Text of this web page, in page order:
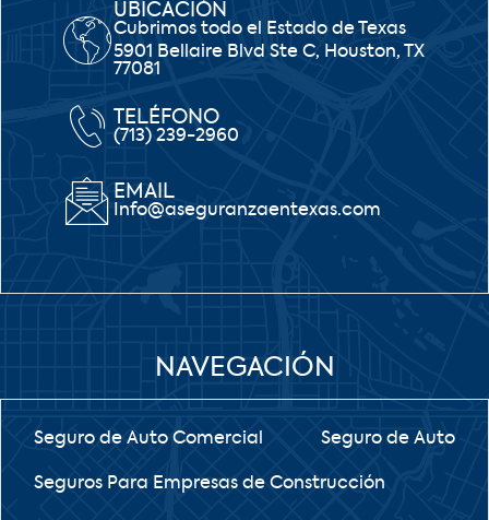
UBICACIÓN
Cubrimos todo el Estado de Texas
5901 Bellaire Blvd Ste C, Houston, TX
77081
TELÉFONO
(713) 239-2960
EMAIL
Info@aseguranzaentexas.com
NAVEGACIÓN
Seguro de Auto Comercial Seguro de Auto
Seguros Para Empresas de Construcción